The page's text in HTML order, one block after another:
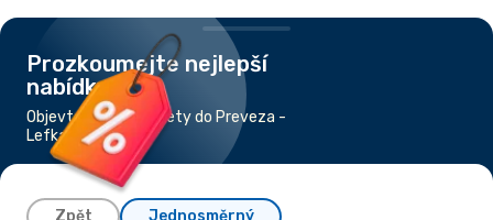
Prozkoumejte nejlepší
nabídky
Objevte nejlevnější lety do Preveza -
Lefkada
Zpět Jednosměrný